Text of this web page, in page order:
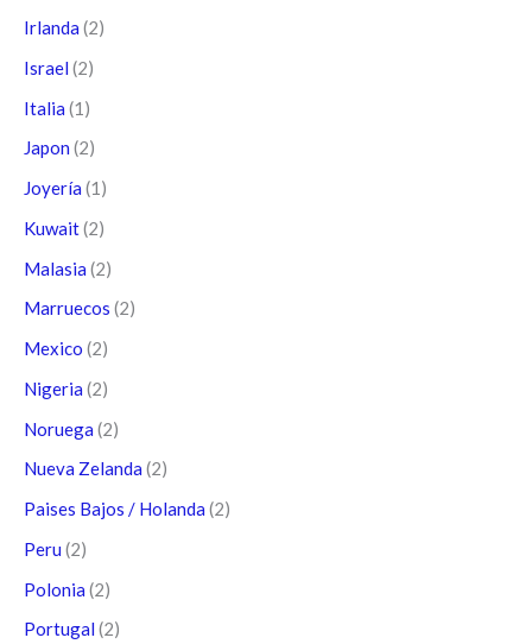
Irlanda (2)
Israel (2)
Italia (1)
Japon (2)
Joyería (1)
Kuwait(2)
Malasia (2)
Marruecos (2)
Mexico (2)
Nigeria (2)
Noruega (2)
Nueva Zelanda (2)
Paises Bajos / Holanda (2)
Peru (2)
Polonia (2)
Portugal (2)